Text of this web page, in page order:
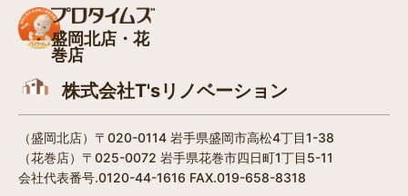
盛岡北店・花
巻店
株式会社T'sリノベーション
（盛岡北店）〒020-0114 岩手県盛岡市高松4丁目1-38​
（花巻店）〒025-0072 岩手県花巻市四日町1丁目5-11
会社代表番号.0120-44-1616 FAX.019-658-8318